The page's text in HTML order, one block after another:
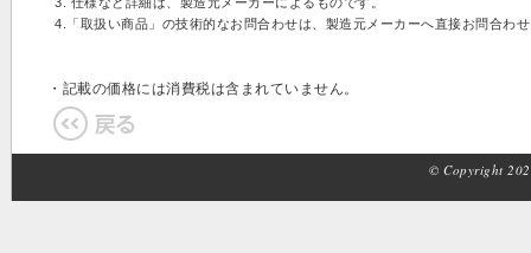
4.「取扱い商品」の技術的なお問合わせは、製造元メーカーへ直接お問合わ
・記載の価格には消費税は含まれていません。
© Copyright